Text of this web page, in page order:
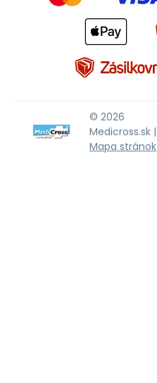
© 2026
Medicross.sk |
Mapa stránok